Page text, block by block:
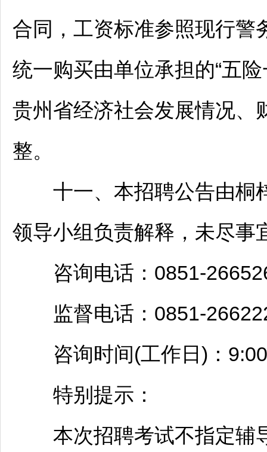
合同，工资标准参照现行警
统一购买由单位承担的“五
贵州省经济社会发展情况、
整。
十一、本招聘公告由桐
领导小组负责解释，未尽事
咨询电话：0851-
监督电话：0851-
咨询时间(工作日)：
特别提示：
本次招聘考试不指定辅